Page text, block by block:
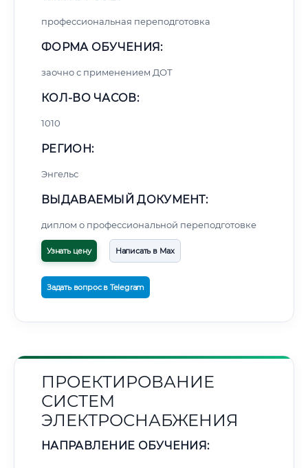
профессиональная переподготовка
ФОРМА ОБУЧЕНИЯ:
заочно с применением ДОТ
КОЛ-ВО ЧАСОВ:
1010
РЕГИОН:
Энгельс
ВЫДАВАЕМЫЙ ДОКУМЕНТ:
диплом о профессиональной переподготовке
Узнать цену Написать в Max
Задать вопрос в Telegram
ПРОЕКТИРОВАНИЕ
СИСТЕМ
ЭЛЕКТРОСНАБЖЕНИЯ
НАПРАВЛЕНИЕ ОБУЧЕНИЯ: